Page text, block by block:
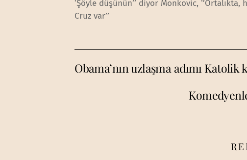
‘Şöyle düşünün’’ diyor Monkovic,
Cruz var’’
Obama’nın uzlaşma adımı